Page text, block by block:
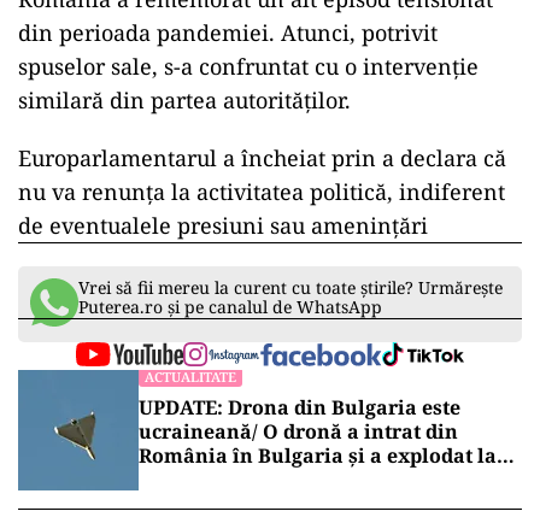
din perioada pandemiei. Atunci, potrivit
spuselor sale, s-a confruntat cu o intervenție
similară din partea autorităților.
Europarlamentarul a încheiat prin a declara că
nu va renunța la activitatea politică, indiferent
de eventualele presiuni sau amenințări
Vrei să fii mereu la curent cu toate știrile? Urmărește
Puterea.ro și pe canalul de WhatsApp
ACTUALITATE
UPDATE: Drona din Bulgaria este
ucraineană/ O dronă a intrat din
România în Bulgaria şi a explodat la